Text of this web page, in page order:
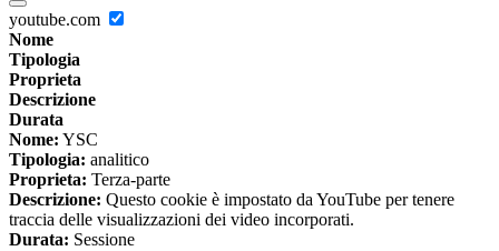
youtube.com
Nome
Tipologia
Proprieta
Descrizione
Durata
Nome: YSC
Tipologia: analitico
Proprieta: Terza-parte
Descrizione: Questo cookie è impostato da YouTube per tenere
traccia delle visualizzazioni dei video incorporati.
Durata: Sessione